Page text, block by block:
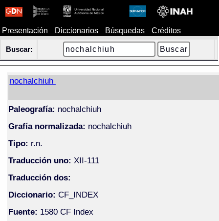
Presentación Diccionarios Búsquedas Créditos
Buscar:
nochalchiuh
Paleografía: nochalchiuh
Grafía normalizada: nochalchiuh
Tipo: r.n.
Traducción uno: XII-111
Traducción dos:
Diccionario: CF_INDEX
Fuente: 1580 CF Index